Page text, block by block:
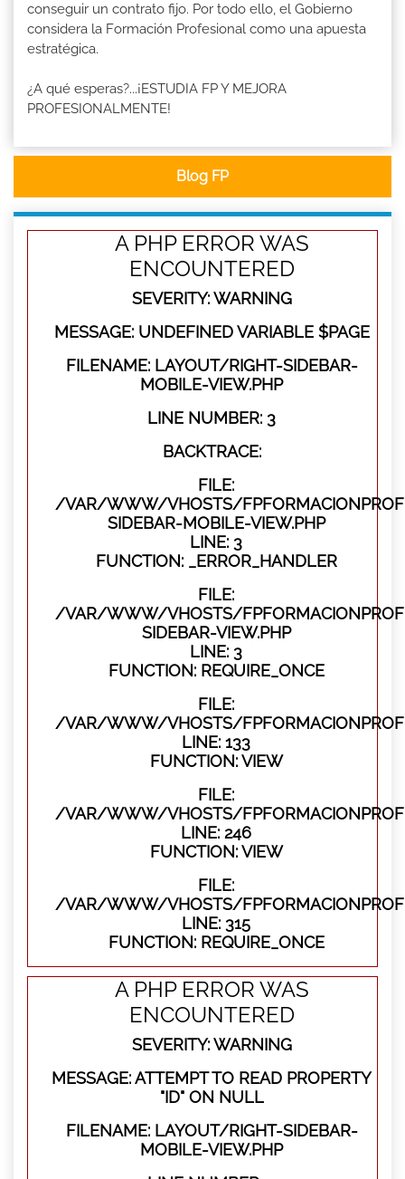
conseguir un contrato fijo. Por todo ello, el Gobierno
considera la Formación Profesional como una apuesta
estratégica.
¿A qué esperas?...¡ESTUDIA FP Y MEJORA
PROFESIONALMENTE!
Blog FP
A PHP ERROR WAS
ENCOUNTERED
SEVERITY: WARNING
MESSAGE: UNDEFINED VARIABLE $PAGE
FILENAME: LAYOUT/RIGHT-SIDEBAR-
MOBILE-VIEW.PHP
LINE NUMBER: 3
BACKTRACE:
FILE:
/VAR/WWW/VHOSTS/
SIDEBAR-MOBILE-VIEW.PHP
LINE: 3
FUNCTION: _ERROR_HANDLER
FILE:
/VAR/WWW/VHOSTS/
SIDEBAR-VIEW.PHP
LINE: 3
FUNCTION: REQUIRE_ONCE
FILE:
/VAR/WWW/VHOSTS/
LINE: 133
FUNCTION: VIEW
FILE:
/VAR/WWW/VHOSTS/
LINE: 246
FUNCTION: VIEW
FILE:
/VAR/WWW/VHOSTS/
LINE: 315
FUNCTION: REQUIRE_ONCE
A PHP ERROR WAS
ENCOUNTERED
SEVERITY: WARNING
MESSAGE: ATTEMPT TO READ PROPERTY
"ID" ON NULL
FILENAME: LAYOUT/RIGHT-SIDEBAR-
MOBILE-VIEW.PHP